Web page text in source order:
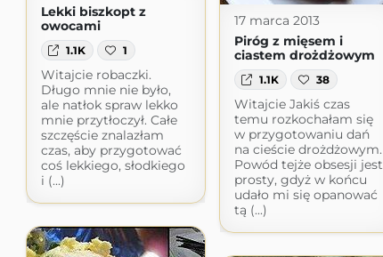
Lekki biszkopt z
owocami
1.1K 1
Witajcie robaczki.
Długo mnie nie było,
ale natłok spraw lekko
mnie przytłoczył. Całe
szczęście znalazłam
czas, aby przygotować
coś lekkiego, słodkiego
i (...)
17 marca 2013
Piróg z mięsem i
ciastem drożdżowym
1.1K 38
Witajcie Jakiś czas
temu rozkochałam się
w przygotowaniu dań
na cieście drożdżowym.
Powód tejże obsesji jest
prosty, gdyż w końcu
udało mi się opanować
tą (...)